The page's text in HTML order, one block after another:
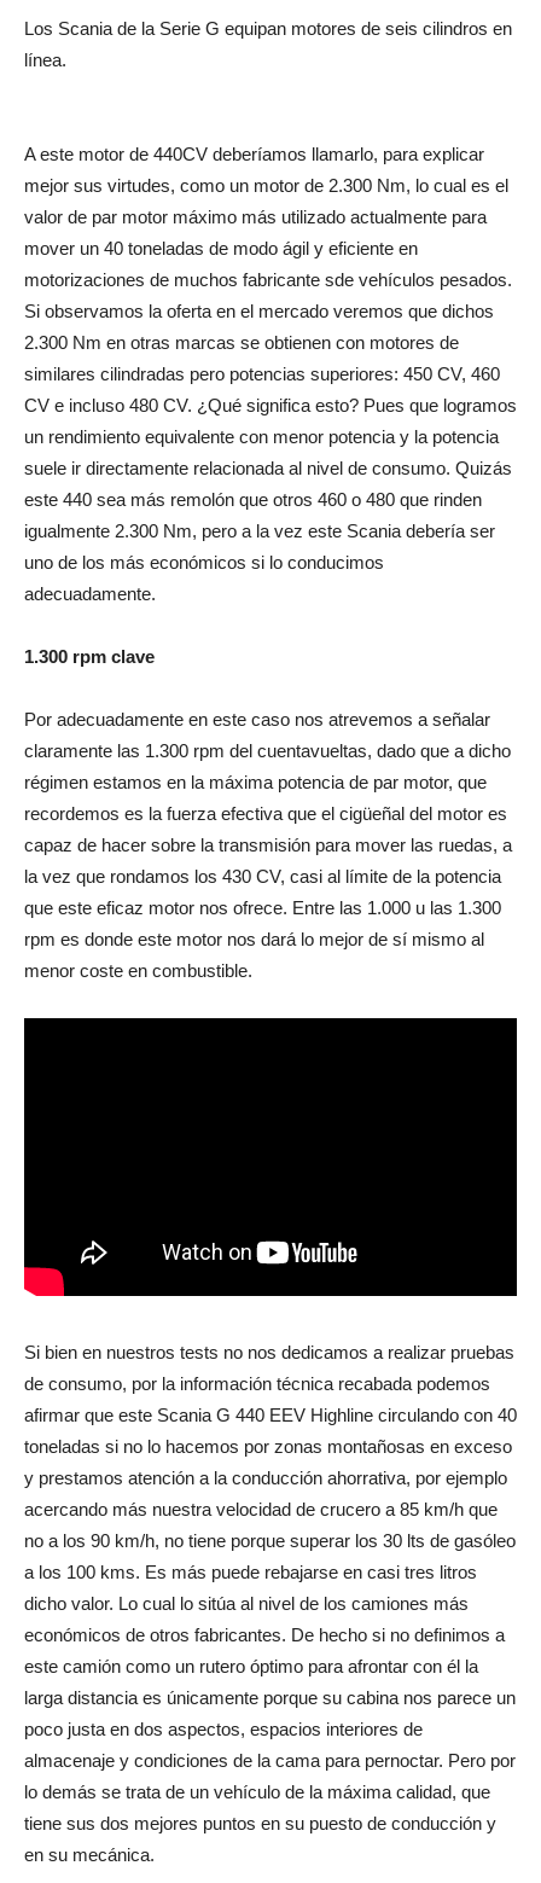
Los Scania de la Serie G equipan motores de seis cilindros en
línea.
A este motor de 440CV deberíamos llamarlo, para explicar
mejor sus virtudes, como un motor de 2.300 Nm, lo cual es el
valor de par motor máximo más utilizado actualmente para
mover un 40 toneladas de modo ágil y eficiente en
motorizaciones de muchos fabricante sde vehículos pesados.
Si observamos la oferta en el mercado veremos que dichos
2.300 Nm en otras marcas se obtienen con motores de
similares cilindradas pero potencias superiores: 450 CV, 460
CV e incluso 480 CV. ¿Qué significa esto? Pues que logramos
un rendimiento equivalente con menor potencia y la potencia
suele ir directamente relacionada al nivel de consumo. Quizás
este 440 sea más remolón que otros 460 o 480 que rinden
igualmente 2.300 Nm, pero a la vez este Scania debería ser
uno de los más económicos si lo conducimos
adecuadamente.
1.300 rpm clave
Por adecuadamente en este caso nos atrevemos a señalar
claramente las 1.300 rpm del cuentavueltas, dado que a dicho
régimen estamos en la máxima potencia de par motor, que
recordemos es la fuerza efectiva que el cigüeñal del motor es
capaz de hacer sobre la transmisión para mover las ruedas, a
la vez que rondamos los 430 CV, casi al límite de la potencia
que este eficaz motor nos ofrece. Entre las 1.000 u las 1.300
rpm es donde este motor nos dará lo mejor de sí mismo al
menor coste en combustible.
Si bien en nuestros tests no nos dedicamos a realizar pruebas
de consumo, por la información técnica recabada podemos
afirmar que este Scania G 440 EEV Highline circulando con 40
toneladas si no lo hacemos por zonas montañosas en exceso
y prestamos atención a la conducción ahorrativa, por ejemplo
acercando más nuestra velocidad de crucero a 85 km/h que
no a los 90 km/h, no tiene porque superar los 30 lts de gasóleo
a los 100 kms. Es más puede rebajarse en casi tres litros
dicho valor. Lo cual lo sitúa al nivel de los camiones más
económicos de otros fabricantes. De hecho si no definimos a
este camión como un rutero óptimo para afrontar con él la
larga distancia es únicamente porque su cabina nos parece un
poco justa en dos aspectos, espacios interiores de
almacenaje y condiciones de la cama para pernoctar. Pero por
lo demás se trata de un vehículo de la máxima calidad, que
tiene sus dos mejores puntos en su puesto de conducción y
en su mecánica.